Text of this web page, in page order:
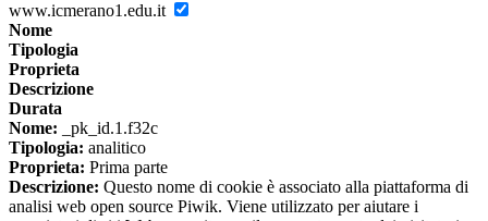
www.icmerano1.edu.it
Nome
Tipologia
Proprieta
Descrizione
Durata
Nome: _pk_id.1.f32c
Tipologia: analitico
Proprieta: Prima parte
Descrizione: Questo nome di cookie è associato alla piattaforma di
analisi web open source Piwik. Viene utilizzato per aiutare i